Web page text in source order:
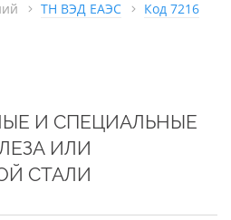
ТН ВЭД ЕАЭС Код 7216
И СПЕЦИАЛЬНЫЕ
ИЛИ
СТАЛИ